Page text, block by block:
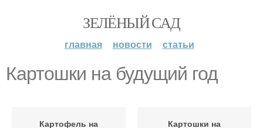
ЗЕЛЁНЫЙ САД
главная новости статьи
Картошки на будущий год
Картофель на
Картошки на